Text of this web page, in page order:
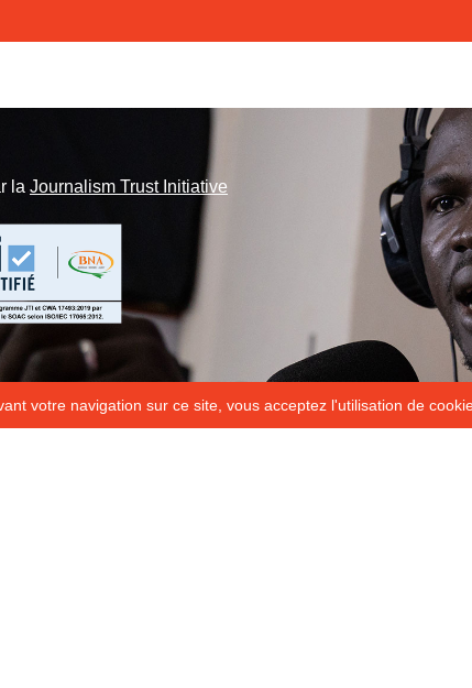
votre navigation sur ce site, vous acceptez l'utilisation de
la Journalism Trust Initiative
ILS NOUS SOUTIENNENT